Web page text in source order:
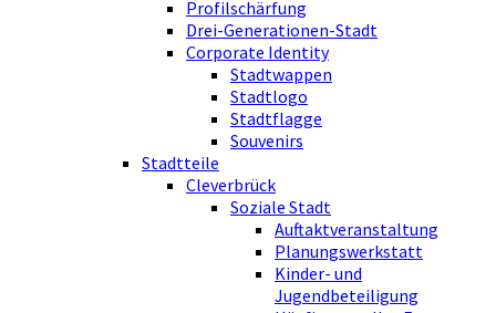
Profilschärfung
Drei-Generationen-Stadt
Corporate Identity
Stadtwappen
Stadtlogo
Stadtflagge
Souvenirs
Stadtteile
Cleverbrück
Soziale Stadt
Auftaktveranstaltung
Planungswerkstatt
Kinder- und
Jugendbeteiligung